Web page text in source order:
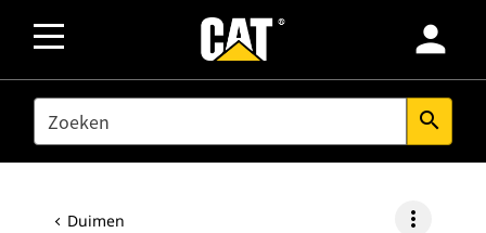
person
SEARCH search
Duimen more_vert